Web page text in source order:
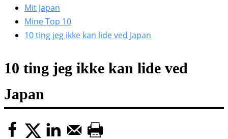
Mit Japan
Mine Top 10
10 ting jeg ikke kan lide ved Japan
10 ting jeg ikke kan lide ved
Japan